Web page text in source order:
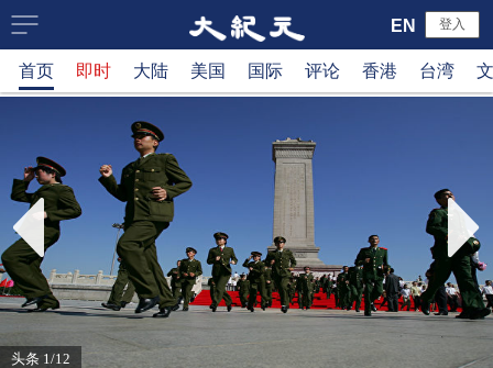
大
纪
元
新
闻
网
登入
EN
首页 即时 大陆 美国 国际 评论 香港 台湾
头条 1/12